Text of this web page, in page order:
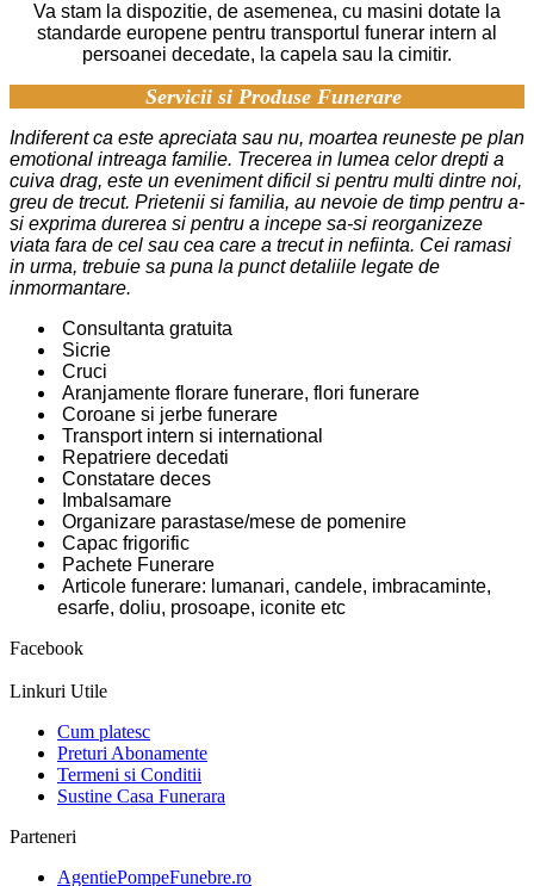
Va stam la dispozitie, de asemenea, cu masini dotate la
standarde europene pentru transportul funerar intern al
persoanei decedate, la capela sau la cimitir.
Servicii si Produse Funerare
Indiferent ca este apreciata sau nu, moartea reuneste pe plan
emotional intreaga familie. Trecerea in lumea celor drepti a
cuiva drag, este un eveniment dificil si pentru multi dintre noi,
greu de trecut. Prietenii si familia, au nevoie de timp pentru a-
si exprima durerea si pentru a incepe sa-si reorganizeze
viata fara de cel sau cea care a trecut in nefiinta. Cei ramasi
in urma, trebuie sa puna la punct detaliile legate de
inmormantare.
Consultanta gratuita
Sicrie
Cruci
Aranjamente florare funerare, flori funerare
Coroane si jerbe funerare
Transport intern si international
Repatriere decedati
Constatare deces
Imbalsamare
Organizare parastase/mese de pomenire
Capac frigorific
Pachete Funerare
Articole funerare: lumanari, candele, imbracaminte,
esarfe, doliu, prosoape, iconite etc
Facebook
Linkuri Utile
Cum platesc
Preturi Abonamente
Termeni si Conditii
Sustine Casa Funerara
Parteneri
AgentiePompeFunebre.ro